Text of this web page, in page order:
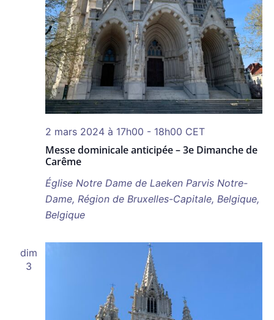
Messe dominicale anticipée – 3e Dimanche de
Carême
2 mars 2024 à 17h00 - 18h00 CET
Église Notre Dame de Laeken Parvis Notre-
Dame, Région de Bruxelles-Capitale, Belgique,
Belgique
dim
3